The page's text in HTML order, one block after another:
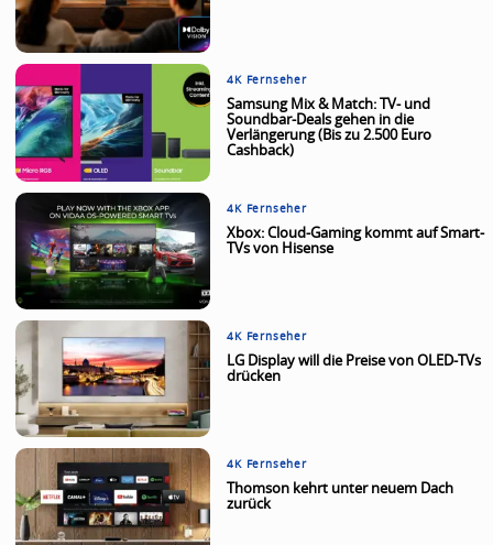
4K Fernseher
Samsung Mix & Match: TV- und
Soundbar-Deals gehen in die
Verlängerung (Bis zu 2.500 Euro
Cashback)
4K Fernseher
Xbox: Cloud-Gaming kommt auf Smart-
TVs von Hisense
4K Fernseher
LG Display will die Preise von OLED-TVs
drücken
4K Fernseher
Thomson kehrt unter neuem Dach
zurück